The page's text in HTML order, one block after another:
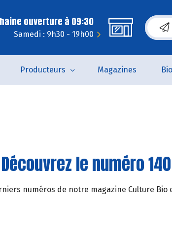
ouverture à 09:30
Samedi : 9h30 - 19h00
Producteurs Magazines
le numéro
numéros de notre magazine Culture Bio